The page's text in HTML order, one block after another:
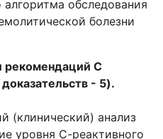
обследования
болезни
рекомендаций C
- 5).
(клинический) анализ
уровня С-реактивного